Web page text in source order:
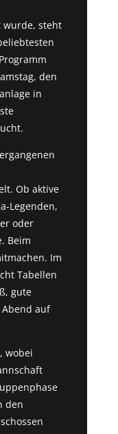
wurde, steht
den
in
Ob aktive
Legenden,
oder
Beim
Im
Tabellen
gute
auf
wobei
den